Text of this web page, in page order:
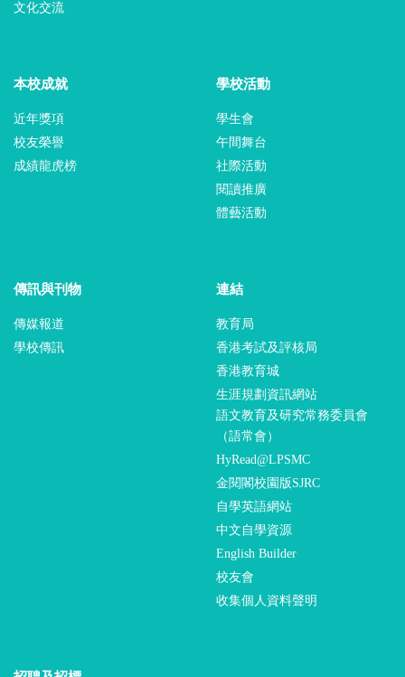
文化交流
本校成就
近年獎項
校友榮譽
成績龍虎榜
學校活動
學生會
午間舞台
社際活動
閱讀推廣
體藝活動
傳訊與刊物
傳媒報道
學校傳訊
連結
教育局
香港考試及評核局
香港教育城
生涯規劃資訊網站
語文教育及研究常務委員會
（語常會）
HyRead@LPSMC
金閱閣校園版SJRC
自學英語網站
中文自學資源
English Builder
校友會
收集個人資料聲明